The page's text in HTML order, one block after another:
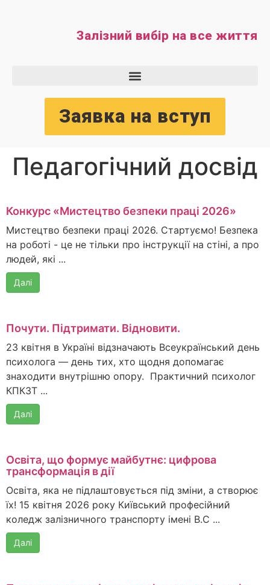
Залізний вибір на все життя
Заявка на вступ
Педагогічний досвід
Конкурс «Мистецтво безпеки праці 2026»
Мистецтво безпеки праці 2026. Стартуємо! Безпека
на роботі - це не тільки про інструкції на стіні, а про
людей, які ...
Далі
Почути. Підтримати. Відновити.
23 квітня в Україні відзначають Всеукраїнський день
психолога — день тих, хто щодня допомагає
знаходити внутрішню опору. Практичний психолог
КПКЗТ ...
Далі
Освіта, що формує майбутнє: цифрова
трансформація в дії
Освіта, яка не підлаштовується під зміни, а створює
їх! 15 квітня 2026 року Київський професійний
коледж залізничного транспорту імені В.С ...
Далі